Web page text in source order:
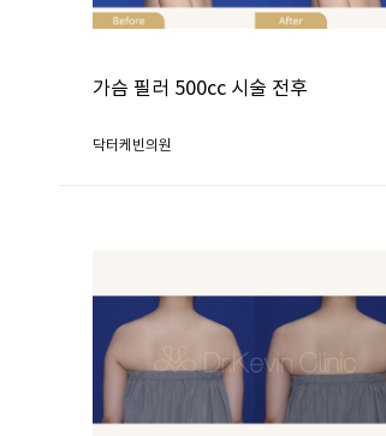
가슴 필러 500cc 시술 전후
닥터케빈의원